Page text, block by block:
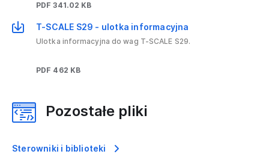
PDF 341.02 KB
T-SCALE S29 - ulotka informacyjna
Ulotka informacyjna do wag T-SCALE S29.
PDF 462 KB
Pozostałe pliki
Sterowniki i biblioteki